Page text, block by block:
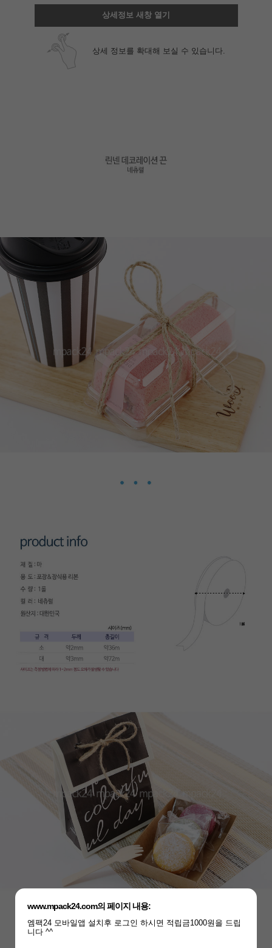
상세정보 새창 열기
상세 정보를 확대해 보실 수 있습니다.
www.mpack24.com의 페이지 내용:
엠팩24 모바일앱 설치후 로그인 하시면 적립금1000원을 드립
니다 ^^